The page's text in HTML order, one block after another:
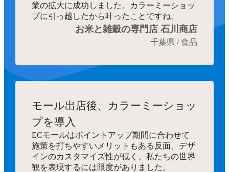
業の拡大に成功しました。カラーミーショッ
プに引っ越したから叶ったことですね。
お米と雑穀の専門店 石川商店
千葉県 / 食品
モール出店後、カラーミーショッ
プを導入
ECモールはポイントアップ期間に合わせて
施策を打ちやすいメリットもある反面、デザ
インのカスタマイズ性が低く、私たちの世界
観を表現するには限度がありました。